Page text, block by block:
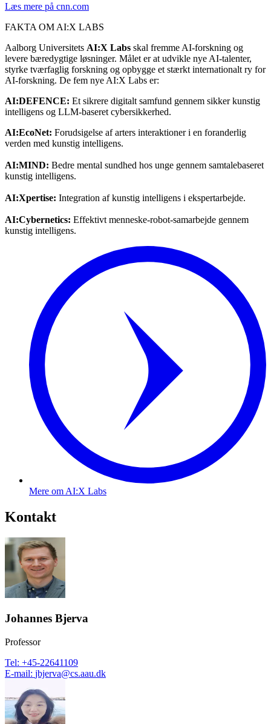
Læs mere på cnn.com
FAKTA OM AI:X LABS
Aalborg Universitets AI:X Labs skal fremme AI-forskning og
levere bæredygtige løsninger. Målet er at udvikle nye AI-talenter,
styrke tværfaglig forskning og opbygge et stærkt internationalt ry for
AI-forskning. De fem nye AI:X Labs er:
AI:DEFENCE: Et sikrere digitalt samfund gennem sikker kunstig
intelligens og LLM-baseret cybersikkerhed.
AI:EcoNet: Forudsigelse af arters interaktioner i en foranderlig
verden med kunstig intelligens.
AI:MIND: Bedre mental sundhed hos unge gennem samtalebaseret
kunstig intelligens.
AI:Xpertise: Integration af kunstig intelligens i ekspertarbejde.
AI:Cybernetics: Effektivt menneske-robot-samarbejde gennem
kunstig intelligens.
Mere om AI:X Labs
Kontakt
Johannes Bjerva
Professor
Tel: +45-22641109
E-mail: jbjerva@cs.aau.dk